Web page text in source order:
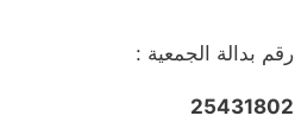
رقم بدالة الجمعية :
25431802